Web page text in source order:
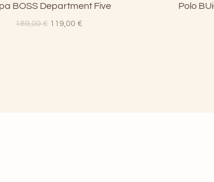
BOSS Department Five
189,00€ Il119,00 €Il
Polo